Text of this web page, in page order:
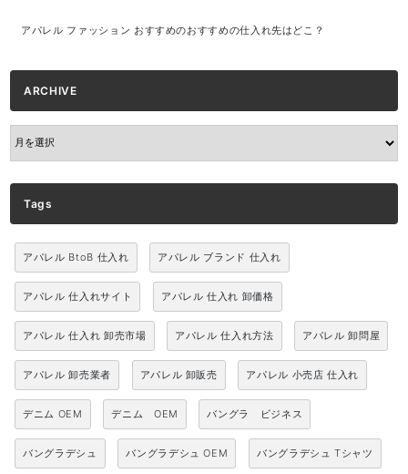
アパレル ファッション おすすめのおすすめの仕入れ先はどこ？
ARCHIVE
ARCHIVE
Tags
アパレル BtoB 仕入れ アパレル ブランド 仕入れ
アパレル 仕入れサイト アパレル 仕入れ 卸価格
アパレル 仕入れ 卸売市場 アパレル 仕入れ方法 アパレル 卸問屋
アパレル 卸売業者 アパレル 卸販売 アパレル 小売店 仕入れ
デニム OEM デニム OEM バングラ ビジネス
バングラデシュ バングラデシュ OEM バングラデシュ Tシャツ